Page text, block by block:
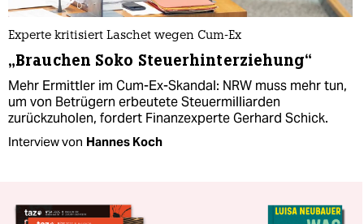
Experte kritisiert Laschet wegen Cum-Ex
„Brauchen Soko Steuerhinterziehung“
Mehr Ermittler im Cum-Ex-Skandal: NRW muss mehr tun,
um von Betrügern erbeutete Steuermilliarden
zurückzuholen, fordert Finanzexperte Gerhard Schick.
Interview von Hannes Koch